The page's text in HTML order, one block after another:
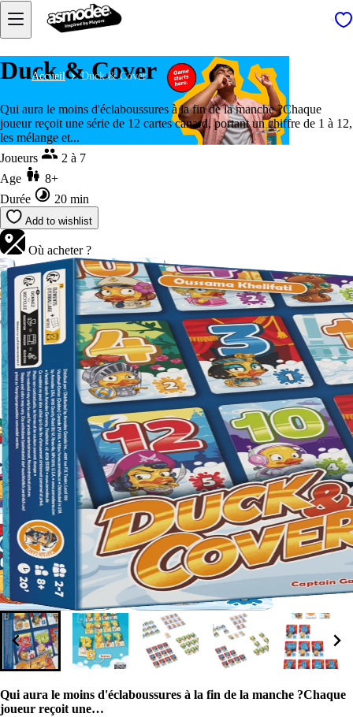
Accueil Duck & Cover
Duck & Cover
Qui aura le moins d'éclaboussures à la fin de la manche ?Chaque
joueur reçoit une série de 12 cartes canard, portant un chiffre de 1 à 12,
les mélange et...
Joueurs
2 à 7
Age
8+
Durée
20 min
Add to wishlist
Où acheter ?
Qui aura le moins d'éclaboussures à la fin de la manche ?Chaque
joueur reçoit une…